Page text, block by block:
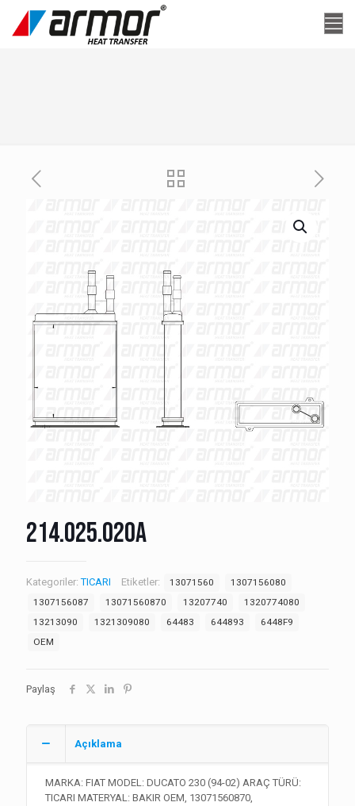
214.025.020A
Kategoriler:TICARI Etiketler: 13071560
1307156080
1307156087
13071560870 13207740
1320774080
13213090
1321309080 64483 644893
6448F9
OEM
Paylaş
Açıklama
MARKA: FIAT MODEL: DUCATO 230 (94-02) ARAÇ TÜRÜ:
TICARI MATERYAL: BAKIR OEM, 13071560870,